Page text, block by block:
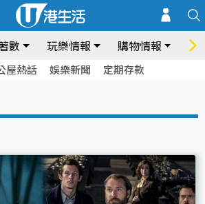
數 玩樂情報 購物情報 飲
屋熱話 娛樂新聞 定期存款